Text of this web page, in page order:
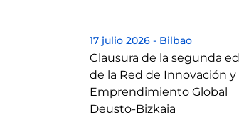
17 julio 2026 - Bilbao
Clausura de la segunda
de la Red de Innovación y
Emprendimiento Global
Deusto-Bizkaia